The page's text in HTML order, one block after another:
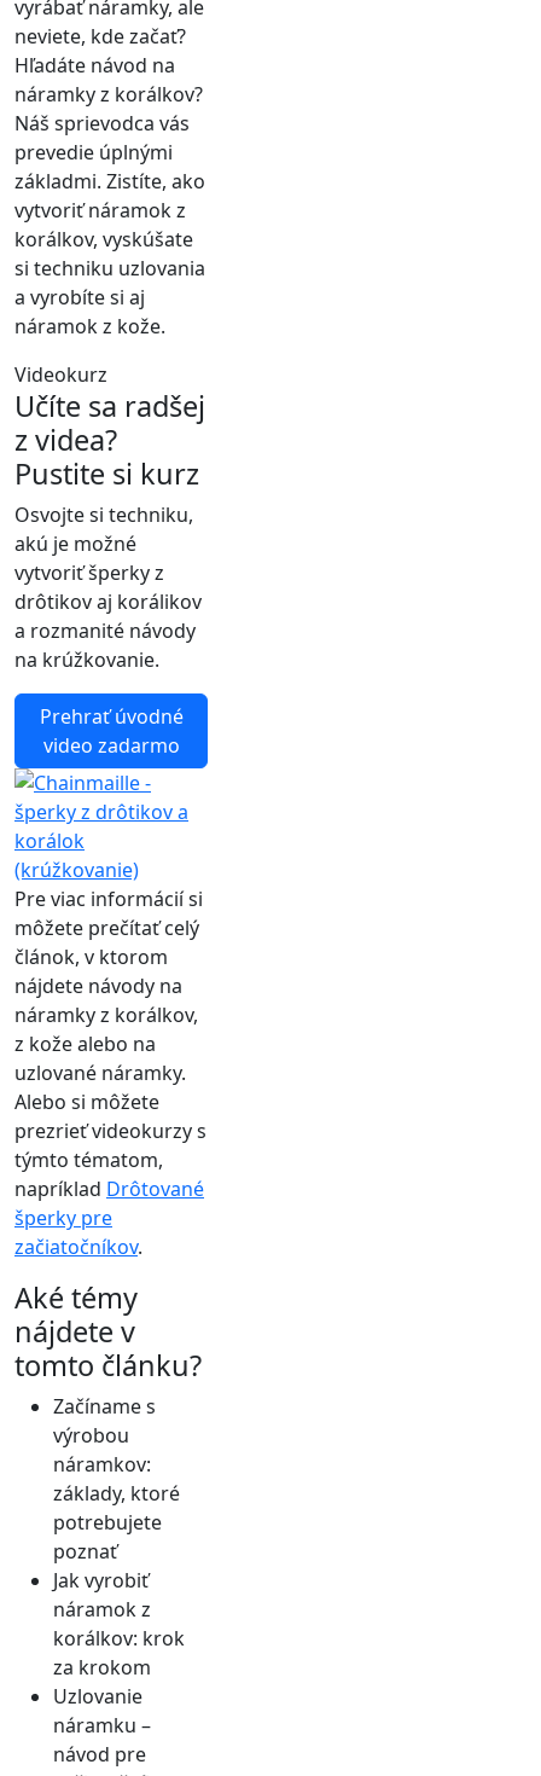
vyrábať náramky, ale
neviete, kde začať?
Hľadáte návod na
náramky z korálkov?
Náš sprievodca vás
prevedie úplnými
základmi. Zistíte, ako
vytvoriť náramok z
korálkov, vyskúšate
si techniku uzlovania
a vyrobíte si aj
náramok z kože.
Videokurz
Učíte sa radšej
z videa?
Pustite si kurz
Osvojte si techniku,
akú je možné
vytvoriť šperky z
drôtikov aj korálikov
a rozmanité návody
na krúžkovanie.
Prehrať úvodné
video zadarmo
Pre viac informácií si
môžete prečítať celý
článok, v ktorom
nájdete návody na
náramky z korálkov,
z kože alebo na
uzlované náramky.
Alebo si môžete
prezrieť videokurzy s
týmto tématom,
napríklad Drôtované
šperky pre
začiatočníkov.
Aké témy
nájdete v
tomto článku?
Začíname s
výrobou
náramkov:
základy, ktoré
potrebujete
poznať
Jak vyrobiť
náramok z
korálkov: krok
za krokom
Uzlovanie
náramku –
návod pre